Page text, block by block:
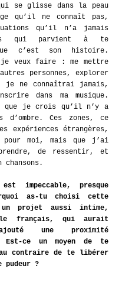
se glisse dans la peau
qu’il ne connaît pas,
qu’il n’a jamais
qui parvient à te
c’est son histoire.
je veux faire : me mettre
personnes, explorer
je ne connaîtrai jamais,
dans ma musique.
que je crois qu’il n’y a
d’ombre. Ces zones, ce
expériences étrangères,
pour moi, mais que j’ai
de ressentir, et
impeccable, presque
as-tu choisi cette
un projet aussi intime,
français, qui aurait
une proximité
ce un moyen de te
contraire de te libérer
pudeur ?